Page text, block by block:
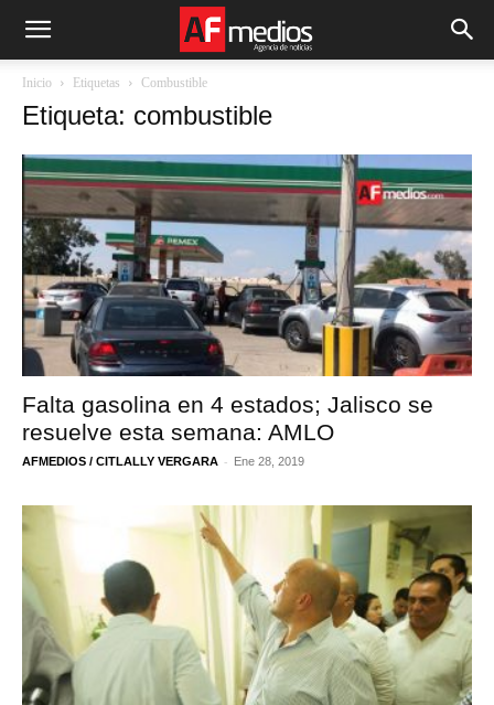
Inicio Etiquetas Combustible
Etiqueta: combustible
Falta gasolina en 4 estados; Jalisco se
resuelve esta semana: AMLO
AFMEDIOS / CITLALLY VERGARA - Ene 28, 2019